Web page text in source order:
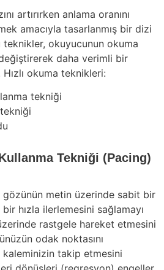
artırırken anlama oranını
amacıyla tasarlanmış bir dizi
okuyucunun okuma
değiştirerek daha verimli bir
okuma teknikleri:
tekniği
Tekniği (Pacing)
gözünün metin üzerinde sabit bir
hızla ilerlemesini sağlamayı
rastgele hareket etmesini
odak noktasını
kaleminizin takip etmesini